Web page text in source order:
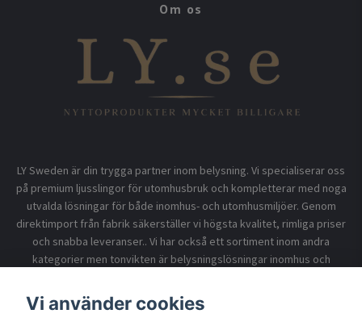
Om os
LY Sweden är din trygga partner inom belysning. Vi specialiserar oss
på premium ljusslingor för utomhusbruk och kompletterar med noga
utvalda lösningar för både inomhus- och utomhusmiljöer. Genom
direktimport från fabrik säkerställer vi högsta kvalitet, rimliga priser
och snabba leveranser.. Vi har också ett sortiment inom andra
kategorier men tonvikten är belysningslösningar inomhus och
Vi använder cookies